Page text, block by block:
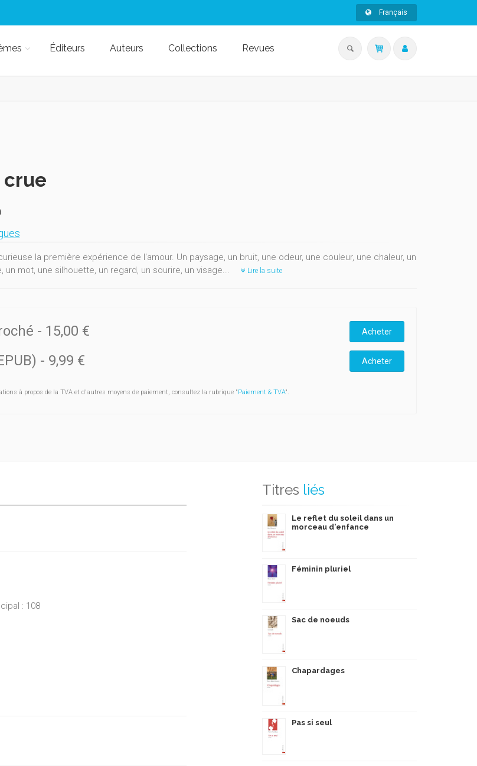
Français
Éditeurs Auteurs Collections Revues
crue
la première expérience de l'amour. Un paysage, un bruit, une odeur, une couleur, une chaleur, un
un mot, une silhouette, un regard, un sourire, un visage...
Lire la suite
- 15,00 € Acheter
- 9,99 € Acheter
à propos de la TVA et d'autres moyens de paiement, consultez la rubrique "Paiement & TVA".
: 108
Titres liés
Le reflet du soleil dans un
morceau d'enfance
Féminin pluriel
Sac de noeuds
Chapardages
Pas si seul